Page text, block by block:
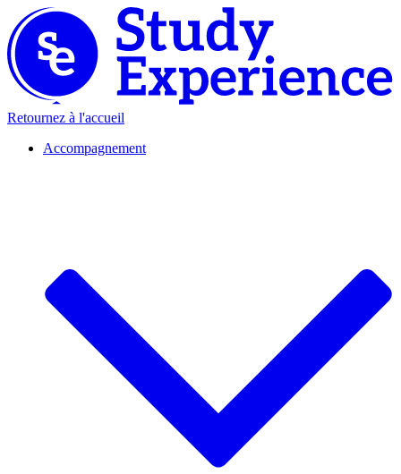
Retournez à l'accueil
Accompagnement